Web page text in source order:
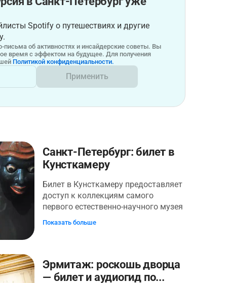
Spotify о путешествиях и другие
об активностях и инсайдерские советы. Вы
время с эффектом на будущее. Для получения
Политикой конфиденциальности.
Применить
Санкт-Петербург: билет в
Кунсткамеру
Билет в Кунсткамеру предоставляет
доступ к коллекциям самого
первого естественно-научного музея
России — музея антропологии и
старейшая механическая китайская
ладья XVIII века и чучело животного
Показать больше
Эрмитаж: роскошь дворца
— билет и аудиогид по...